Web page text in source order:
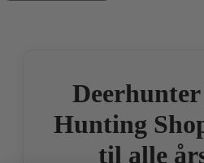
Deerhunter
Hunting
til alle